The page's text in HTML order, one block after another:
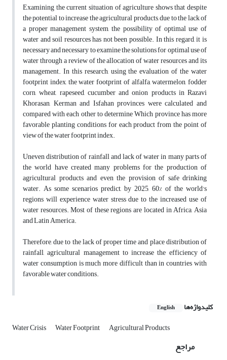
Examining the current situation of agriculture shows that despite
the potential to increase the agricultural products, due to the lack of
a proper management system, the possibility of optimal use of
water and soil resources has not been possible. In this regard, it is
necessary and necessary to examine the solutions for optimal use of
water through a review of the allocation of water resources and its
management. In this research, using the evaluation of the water
footprint index, the water footprint of alfalfa, watermelon, fodder
corn, wheat, rapeseed, cucumber and onion products in Razavi
Khorasan, Kerman and Isfahan provinces were calculated and
compared with each other to determine Which province has more
favorable planting conditions for each product from the point of
view of the water footprint index.
Uneven distribution of rainfall and lack of water in many parts of
the world have created many problems for the production of
agricultural products and even the provision of safe drinking
water. As some scenarios predict, by 2025, 60% of the world's
regions will experience water stress due to the increased use of
water resources. Most of these regions are located in Africa, Asia
and Latin America.
Therefore, due to the lack of proper time and place distribution of
rainfall, agricultural management to increase the efficiency of
water consumption is much more difficult than in countries with
favorable water conditions.
کلیدواژه‌ها English
Water Crisis Water Footprint Agricultural Products
مراجع